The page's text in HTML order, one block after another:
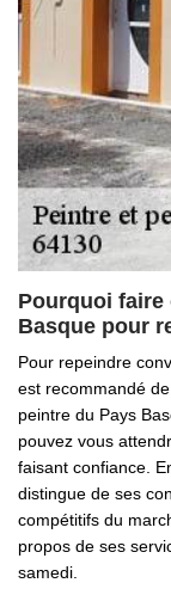
Pourquoi faire
Basque pour
Pour repeindre
est recommandé
peintre du Pays
pouvez vous
faisant confiance.
distingue de ses
compétitifs du
propos de ses
samedi.